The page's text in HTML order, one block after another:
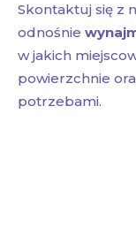
Skontaktuj się z
odnośnie
w jakich
powierzchnie
potrzebami.